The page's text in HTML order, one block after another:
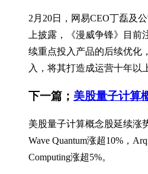
2月20日，网易CEO丁磊及
上披露，《漫威争锋》目前
续重点投入产品的后续优化
入，将其打造成运营十年以
下一篇； 美股量子计算
美股量子计算概念股延续涨
Wave Quantum涨超10%，
Computing涨超5%。